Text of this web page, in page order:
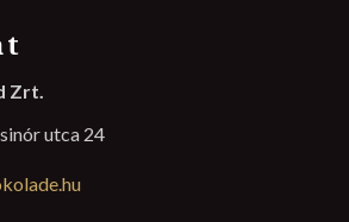
Zrt.
utca 24